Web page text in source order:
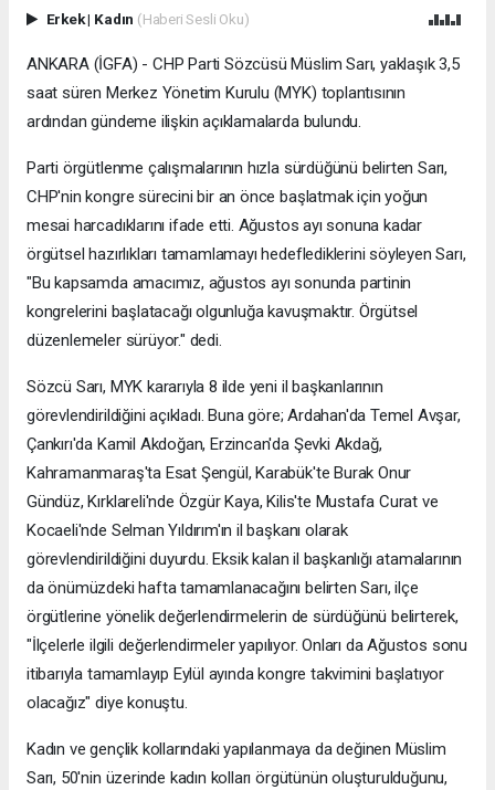
Erkek| Kadın (Haberi Sesli Oku)
ANKARA (İGFA) - CHP Parti Sözcüsü Müslim Sarı, yaklaşık 3,5
saat süren Merkez Yönetim Kurulu (MYK) toplantısının
ardından gündeme ilişkin açıklamalarda bulundu.
Parti örgütlenme çalışmalarının hızla sürdüğünü belirten Sarı,
CHP'nin kongre sürecini bir an önce başlatmak için yoğun
mesai harcadıklarını ifade etti. Ağustos ayı sonuna kadar
örgütsel hazırlıkları tamamlamayı hedeflediklerini söyleyen Sarı,
"Bu kapsamda amacımız, ağustos ayı sonunda partinin
kongrelerini başlatacağı olgunluğa kavuşmaktır. Örgütsel
düzenlemeler sürüyor." dedi.
Sözcü Sarı, MYK kararıyla 8 ilde yeni il başkanlarının
görevlendirildiğini açıkladı. Buna göre; Ardahan'da Temel Avşar,
Çankırı'da Kamil Akdoğan, Erzincan'da Şevki Akdağ,
Kahramanmaraş'ta Esat Şengül, Karabük'te Burak Onur
Gündüz, Kırklareli'nde Özgür Kaya, Kilis'te Mustafa Curat ve
Kocaeli'nde Selman Yıldırım'ın il başkanı olarak
görevlendirildiğini duyurdu. Eksik kalan il başkanlığı atamalarının
da önümüzdeki hafta tamamlanacağını belirten Sarı, ilçe
örgütlerine yönelik değerlendirmelerin de sürdüğünü belirterek,
"İlçelerle ilgili değerlendirmeler yapılıyor. Onları da Ağustos sonu
itibarıyla tamamlayıp Eylül ayında kongre takvimini başlatıyor
olacağız" diye konuştu.
Kadın ve gençlik kollarındaki yapılanmaya da değinen Müslim
Sarı, 50'nin üzerinde kadın kolları örgütünün oluşturulduğunu,